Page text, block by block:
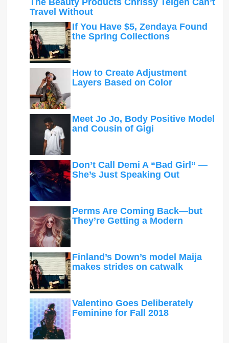
Travel Without
If You Have $5, Zendaya Found
the Spring Collections
How to Create Adjustment
Layers Based on Color
Meet Jo Jo, Body Positive Model
and Cousin of Gigi
Don’t Call Demi A “Bad Girl” —
She’s Just Speaking Out
Perms Are Coming Back—but
They’re Getting a Modern
Finland’s Down’s model Maija
makes strides on catwalk
Valentino Goes Deliberately
Feminine for Fall 2018